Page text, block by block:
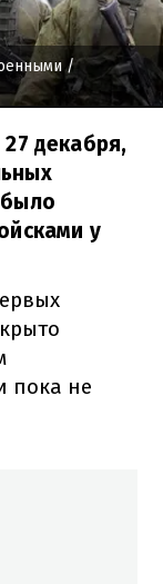
/
декабря,
у
пока не